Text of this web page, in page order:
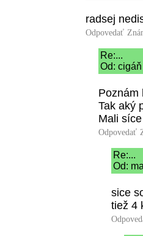
radsej
Odpovedať
Re:...
Od:
Poznám
Tak aký
Mali
Odpovedať
Re:...
Od:
sice
tiež 4